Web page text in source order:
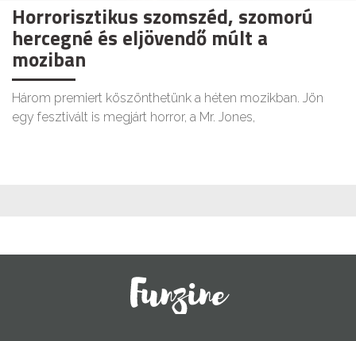
Horrorisztikus szomszéd, szomorú
hercegné és eljövendő múlt a
moziban
Három premiert köszönthetünk a héten mozikban. Jön
egy fesztivált is megjárt horror, a Mr. Jones,